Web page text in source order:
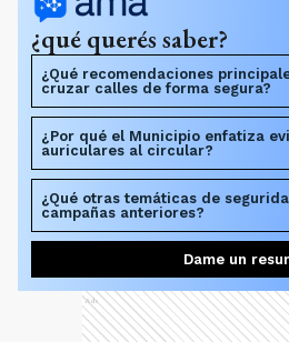
¿qué querés saber?
¿Qué recomendaciones
cruzar calles de forma segura?
¿Por qué el Municipio enfatiza
auriculares al circular?
¿Qué otras temáticas de
campañas anteriores?
Dame un
Ads